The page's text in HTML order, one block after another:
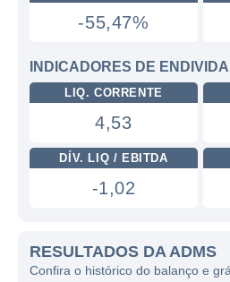
-55,47%
INDICADORES DE
LIQ. CORRENTE
4,53
DÍV. LIQ / EBITDA
-1,02
RESULTADOS DA ADMS
Confira o histórico do balanço e